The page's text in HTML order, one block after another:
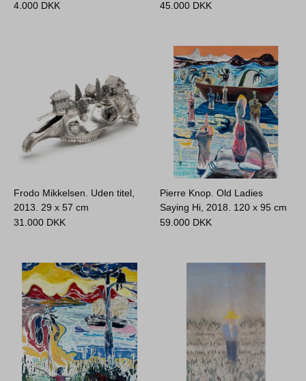
4.000 DKK 45.000 DKK
Frodo Mikkelsen. Uden titel,
2013. 29 x 57 cm
31.000 DKK
Pierre Knop. Old Ladies
Saying Hi, 2018. 120 x 95 cm
59.000 DKK